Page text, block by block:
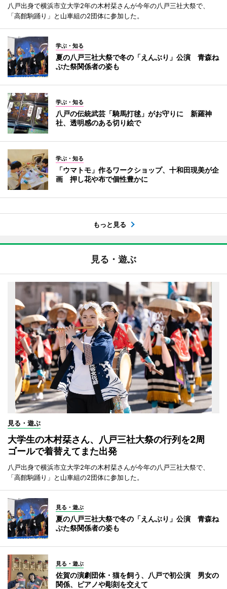
八戸出身で横浜市立大学2年の木村栞さんが今年の八戸三社大祭で、
「高館駒踊り」と山車組の2団体に参加した。
学ぶ・知る
夏の八戸三社大祭で冬の「えんぶり」公演 青森ね
ぶた祭関係者の姿も
学ぶ・知る
八戸の伝統武芸「騎馬打毬」がお守りに 新羅神
社、透明感のある切り絵で
学ぶ・知る
「ウマトモ」作るワークショップ、十和田現美が企
画 押し花や布で個性豊かに
もっと見る
見る・遊ぶ
見る・遊ぶ
大学生の木村栞さん、八戸三社大祭の行列を2周
ゴールで着替えてまた出発
八戸出身で横浜市立大学2年の木村栞さんが今年の八戸三社大祭で、
「高館駒踊り」と山車組の2団体に参加した。
見る・遊ぶ
夏の八戸三社大祭で冬の「えんぶり」公演 青森ね
ぶた祭関係者の姿も
見る・遊ぶ
佐賀の演劇団体・猫を飼う、八戸で初公演 男女の
関係、ピアノや彫刻を交えて